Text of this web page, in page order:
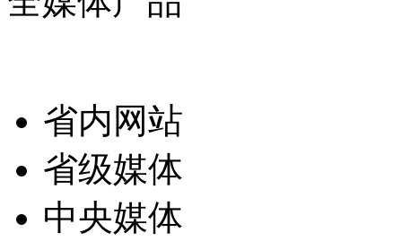
省内网站
省级媒体
中央媒体